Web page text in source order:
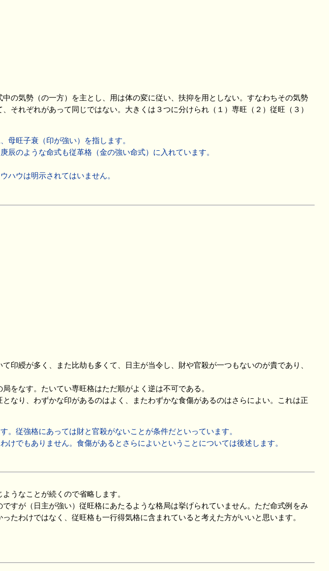
の気勢（の一方）を主とし、用は体の変に従い、扶抑を用としない。すなわちその気勢
それぞれがあって同じではない。大きくは３つに分けられ（１）専旺（２）従旺（３）
母旺子衰（印が強い）を指します。
のような命式も従革格（金の強い命式）に入れています。
ハウは明示されてはいません。
綬が多く、また比劫も多くて、日主が当令し、財や官殺が一つもないのが貴であり、
をなす。たいてい専旺格はただ順がよく逆は不可である。
なり、わずかな印があるのはよく、またわずかな食傷があるのはさらによい。これは正
従強格にあっては財と官殺がないことが条件だといっています。
でもありません。食傷があるとさらによいということについては後述します。
うなことが続くので省略します。
すが（日主が強い）従旺格にあたるような格局は挙げられていません。ただ命式例をみ
たわけではなく、従旺格も一行得気格に含まれていると考えた方がいいと思います。